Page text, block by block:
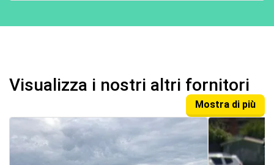
Visualizza i nostri altri fornitori
Mostra di più